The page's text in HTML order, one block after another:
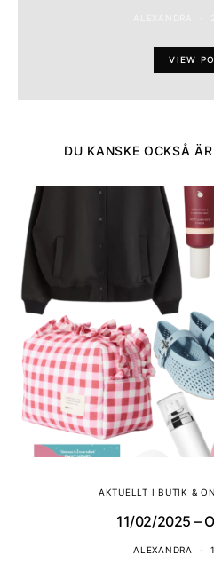
VIEW
DU KANSKE OCKSÅ
AKTUELLT I BUTIK &
11/02/2025 –
ALEXANDRA